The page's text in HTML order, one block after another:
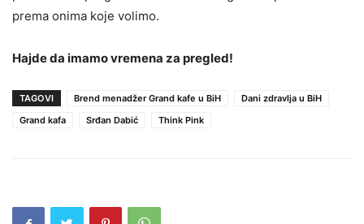
prema onima koje volimo.
Hajde da imamo vremena za pregled!
TAGOVI Brend menadžer Grand kafe u BiH
Dani zdravlja u BiH
Grand kafa
Srđan Dabić Think Pink